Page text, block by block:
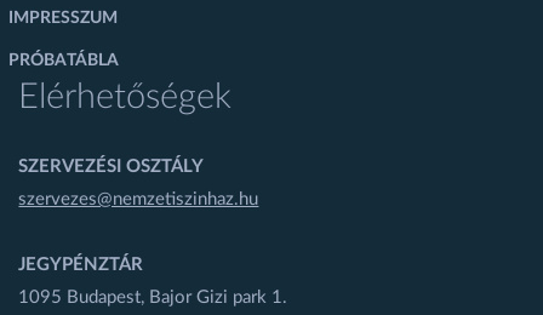
IMPRESSZUM
PRÓBATÁBLA
Elérhetőségek
SZERVEZÉSI OSZTÁLY
szervezes@nemzetiszinhaz.hu
JEGYPÉNZTÁR
1095 Budapest, Bajor Gizi park 1.